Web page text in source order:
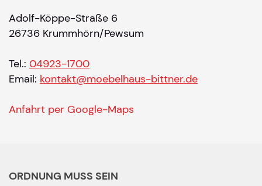
Adolf-Köppe-Straße 6
26736 Krummhörn/Pewsum
Tel.: 04923-1700
Email: kontakt@moebelhaus-bittner.de
Anfahrt per Google-Maps
ORDNUNG MUSS SEIN